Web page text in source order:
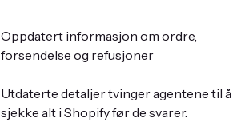
Oppdatert informasjon om ordre,
forsendelse og refusjoner
Utdaterte detaljer tvinger agentene til å
sjekke alt i Shopify før de svarer.